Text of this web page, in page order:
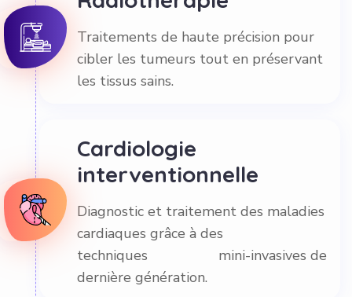
Traitements de haute précision pour
cibler les tumeurs tout en préservant
les tissus sains.
Cardiologie
interventionnelle
Diagnostic et traitement des maladies
cardiaques grâce à des
techniques mini-invasives de
dernière génération.